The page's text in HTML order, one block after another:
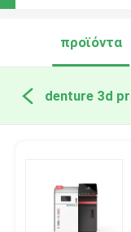
προϊόντα